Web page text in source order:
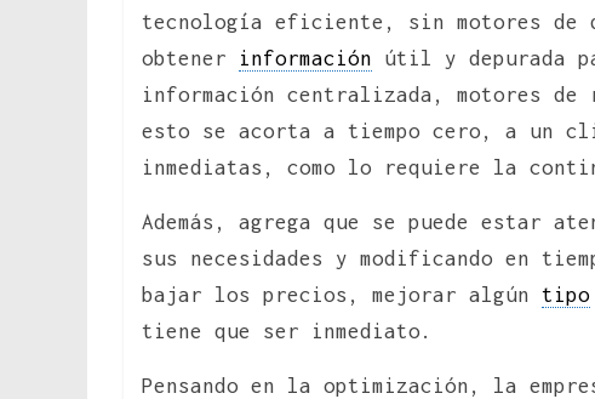
tecnología eficiente, sin motores de
obtener información útil y depurada
información centralizada, motores
esto se acorta a tiempo cero, a un
inmediatas, como lo requiere la
Además, agrega que se puede estar
sus necesidades y modificando en
bajar los precios, mejorar algún tipo
tiene que ser inmediato.
Pensando en la optimización, la